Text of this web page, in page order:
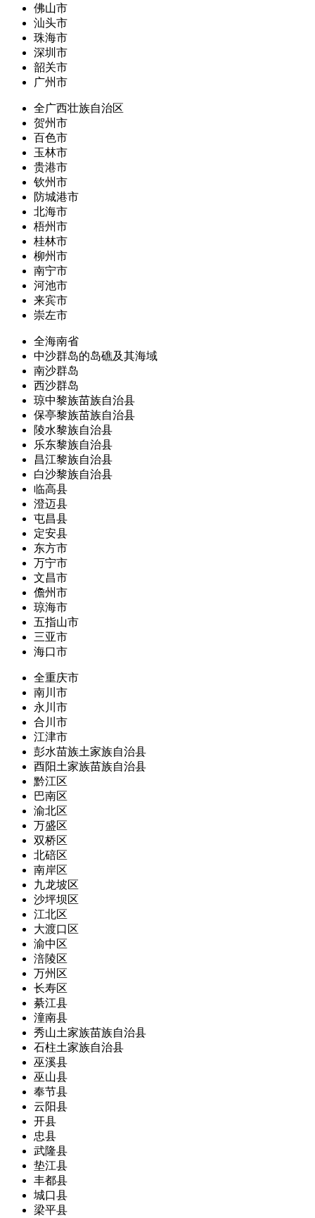
佛山市
汕头市
珠海市
深圳市
韶关市
广州市
全广西壮族自治区
贺州市
百色市
玉林市
贵港市
钦州市
防城港市
北海市
梧州市
桂林市
柳州市
南宁市
河池市
来宾市
崇左市
全海南省
中沙群岛的岛礁及其海域
南沙群岛
西沙群岛
琼中黎族苗族自治县
保亭黎族苗族自治县
陵水黎族自治县
乐东黎族自治县
昌江黎族自治县
白沙黎族自治县
临高县
澄迈县
屯昌县
定安县
东方市
万宁市
文昌市
儋州市
琼海市
五指山市
三亚市
海口市
全重庆市
南川市
永川市
合川市
江津市
彭水苗族土家族自治县
酉阳土家族苗族自治县
黔江区
巴南区
渝北区
万盛区
双桥区
北碚区
南岸区
九龙坡区
沙坪坝区
江北区
大渡口区
渝中区
涪陵区
万州区
长寿区
綦江县
潼南县
秀山土家族苗族自治县
石柱土家族自治县
巫溪县
巫山县
奉节县
云阳县
开县
忠县
武隆县
垫江县
丰都县
城口县
梁平县